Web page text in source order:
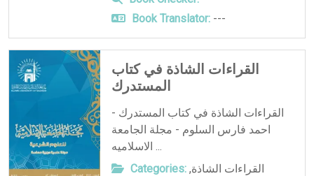
Book Translator:---
القراءات الشاذة في كتاب
المستدرك
القراءات الشاذة في كتاب المستدرك -
احمد فارس السلوم - مجلة الجامعة
الاسلاميه ...
Categories: القراءات الشاذة,